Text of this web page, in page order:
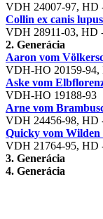
VDH 24007-97, HD
Collin ex canis lupus
VDH 28911-03, HD
2. Generácia
Aaron vom
VDH-HO 20159-94,
Aske vom
VDH-HO 19188-93
Arne vom
VDH 24456-98, HD
Quicky vom Wilden
VDH 21764-95, HD
3. Generácia
4. Generácia